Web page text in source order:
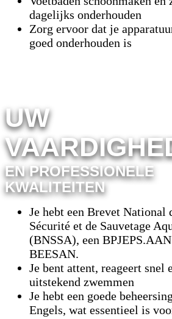
dagelijks onderhouden
Zorg ervoor dat je
goed onderhouden is
UW
EN PROFESSIONELE
KWALITEITEN
Je hebt een Brevet National
Sécurité et de Sauvetage
(BNSSA), een
BEESAN.
Je bent attent, reageert snel
uitstekend zwemmen
Je hebt een goede
Engels, wat essentieel is